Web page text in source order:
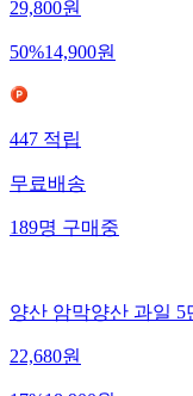
29,800원
50%14,900원
447적립
무료배송
189명구매중
양산 암막양산 과일 5
22,680원